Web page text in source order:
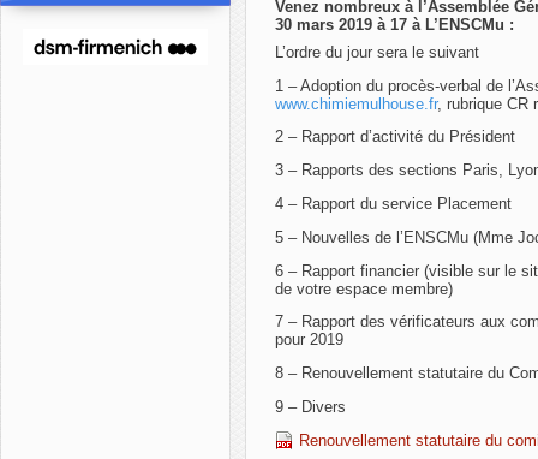
Venez nombreux à l’Assemblée
30 mars 2019 à 17 à L’ENSCMu :
L’ordre du jour sera le suivant
1 – Adoption du procès-verbal de
www.chimiemulhouse.fr, rubrique CR
2 – Rapport d’activité du Président
3 – Rapports des sections Paris,
4 – Rapport du service Placement
5 – Nouvelles de l’ENSCMu (Mme
6 – Rapport financier (visible sur le
de votre espace membre)
7 – Rapport des vérificateurs aux
pour 2019
8 – Renouvellement statutaire du
9 – Divers
Renouvellement statutaire du